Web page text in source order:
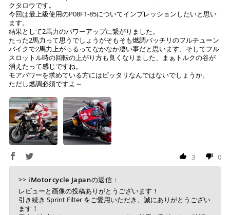
入金確認が取れ次第、商品を手配させて頂きます。
店内端末にて操作後、レジにてお支払いください。
※ 支払期限はご注文日より7日以内とさせて頂いてお
り、万が一過ぎてしまった場合は自動でご注文はキャン
セルとなります。
※ 税込300,000円以上のお買い物の際にはご利用頂けま
せん。
※ お支払いは現金のみとなります。
銀行振込 (事前決済)
ご注文時に情報をお知らせ致しますので、指定の口座に
お振り込みください。
クタロウです。
今回は最上級使用のP08F1-85についてインプレッションしたいと思い
ます。
結果として2馬力のパワーアップに繋がりました。
たった2馬力って思うでしょうがそもそも燃調バッチリのフルチューン
バイクで2馬力上がっるってなかなか凄い事だと思います、そしてフル
スロットル時の回転の上がり方も良くなりました、まぁトルクの谷が
消えたって感じですね。
モアパワーを求めている方にはピッタリなんではないでしょうか。
ただし燃調必須ですよ～
3 0
>> iMotorcycle Japanの返信：
レビューと画像の投稿ありがとうございます！
引き続き Sprint Filter をご愛用いただき、誠にありがとうござい
ます！